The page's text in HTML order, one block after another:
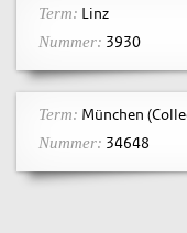
Term: Linz
Nummer: 3930
Term: München
Nummer: 34648